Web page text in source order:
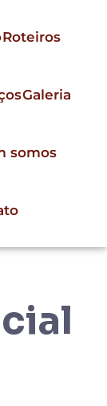
Roteiros
Galeria
somos